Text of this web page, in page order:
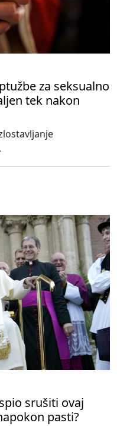
za seksualno
tek nakon
srušiti ovaj
pasti?